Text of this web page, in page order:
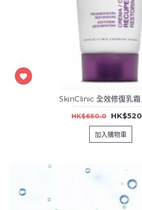
SkinClinic 全效修復乳
HK$650.0
加入購物車